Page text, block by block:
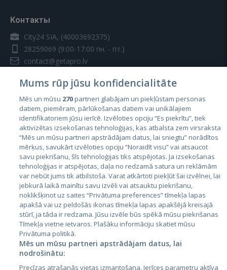
Контакты
City24 SIA, (40003692375)
28259069 (9:00-17:00 пн. - пт.)
contact@getapro.lv
Страны
Эстония
Латвия
Литва
City24.lv CVbankas.lt
Mums rūp jūsu konfidencialitāte
Mēs un mūsu 270partneri glabājam un piekļūstam personas
datiem, piemēram, pārlūkošanas datiem vai unikālajiem
identifikatoriem jūsu ierīcē. Izvēloties opciju “Es piekrītu”, tiek
aktivizētas izsekošanas tehnoloģijas, kas atbalsta zem virsraksta
“Mēs un mūsu partneri apstrādājam datus, lai sniegtu” norādītos
mērķus, savukārt izvēloties opciju “Noraidīt visu” vai atsaucot
savu piekrišanu, šīs tehnoloģijas tiks atspējotas. Ja izsekošanas
tehnoloģijas ir atspējotas, daļa no redzamā satura un reklāmām
var nebūt jums tik atbilstoša. Varat atkārtoti piekļūt šai izvēlnei, lai
jebkurā laikā mainītu savu izvēli vai atsauktu piekrišanu,
noklikšķinot uz saites “Privātuma preferences” tīmekļa lapas
apakšā vai uz peldošās ikonas tīmekļa lapas apakšējā kreisajā
stūrī, ja tāda ir redzama. Jūsu izvēle būs spēkā mūsu piekrišanas
Tīmekļa vietne ietvaros. Plašāku informāciju skatiet mūsu
Privātuma politikā.
Mēs un mūsu partneri apstrādājam datus, lai
nodrošinātu:
Precīzas atrašanās vietas izmantošana. Ierīces parametru aktīva